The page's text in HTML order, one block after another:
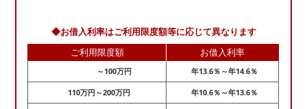
◆お借入利率はご利用限度額等に応じて異なります
ご利用限度額
お借入利率
～100万円 年13.6％～年14.6％
110万円～200万円 年10.6％～年13.6％